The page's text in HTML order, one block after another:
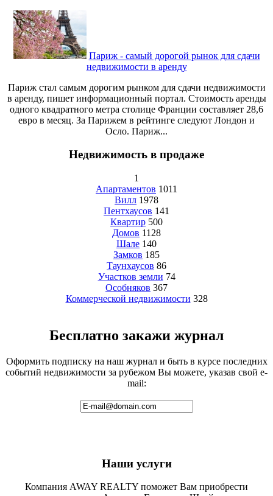
Париж - самый дорогой рынок для сдачи
недвижимости в аренду
Париж стал самым дорогим рынком для сдачи недвижимости
в аренду, пишет информационный портал. Стоимость аренды
одного квадратного метра столице Франции составляет 28,6
евро в месяц. За Парижем в рейтинге следуют Лондон и
Осло. Париж...
Недвижимость в продаже
1
Апартаментов 1011
Вилл 1978
Пентхаусов 141
Квартир 500
Домов 1128
Шале 140
Замков 185
Таунхаусов 86
Участков земли 74
Особняков 367
Коммерческой недвижимости 328
Бесплатно закажи журнал
Оформить подписку на наш журнал и быть в курсе последних
событий недвижимости за рубежом Вы можете, указав свой e-
mail:
Наши услуги
Компания AWAY REALTY поможет Вам приобрести